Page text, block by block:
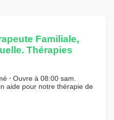
Familiale,
Thérapies
⋅ Ouvre à 08:00 sam.
aide pour notre thérapie de